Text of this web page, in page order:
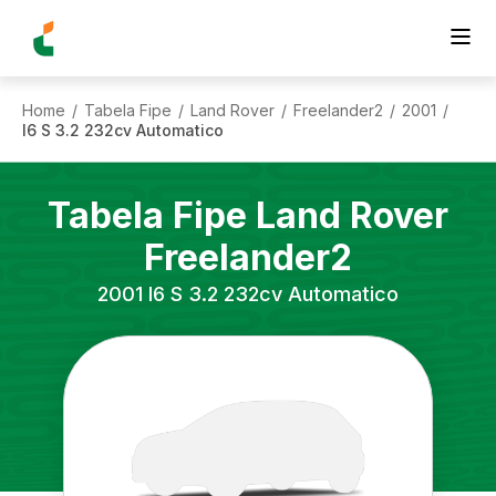
Home / Tabela Fipe / Land Rover / Freelander2 / 2001 /
I6 S 3.2 232cv Automatico
Tabela Fipe Land Rover
Freelander2
2001 I6 S 3.2 232cv Automatico